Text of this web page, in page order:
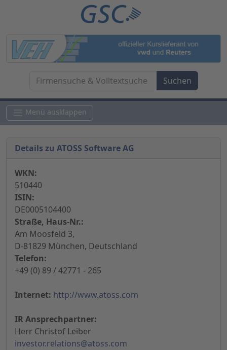
Menü ausklappen
Details zu ATOSS Software AG
WKN:
510440
ISIN:
DE0005104400
Straße, Haus-Nr.:
Am Moosfeld 3,
D-81829 München, Deutschland
Telefon:
+49 (0) 89 / 42771 - 265
Internet: http://www.atoss.com
IR Ansprechpartner:
Herr Christof Leiber
investor.relations@atoss.com